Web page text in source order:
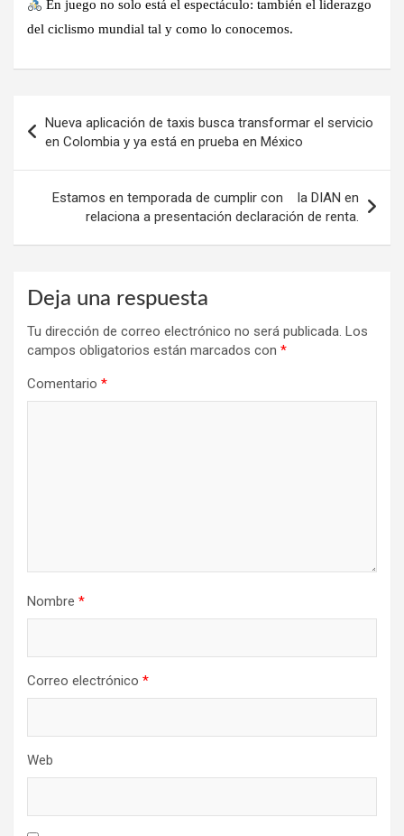
En juego no solo está el espectáculo: también el liderazgo
del ciclismo mundial tal y como lo conocemos.
de
entradas
Nueva aplicación de taxis busca transformar el servicio
en Colombia y ya está en prueba en México
Estamos en temporada de cumplir con la DIAN en
relaciona a presentación declaración de renta.
Deja una respuesta
Tu dirección de correo electrónico no será publicada. Los
campos obligatorios están marcados con *
Comentario *
Nombre *
Correo electrónico *
Web